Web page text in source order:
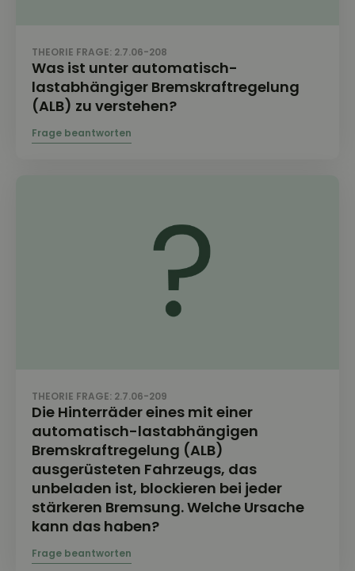
THEORIE FRAGE: 2.7.06-208
Was ist unter automatisch-
lastabhängiger Bremskraftregelung
(ALB) zu verstehen?
THEORIE FRAGE: 2.7.06-209
Die Hinterräder eines mit einer
automatisch-lastabhängigen
Bremskraftregelung (ALB)
ausgerüsteten Fahrzeugs, das
unbeladen ist, blockieren bei jeder
stärkeren Bremsung. Welche Ursache
kann das haben?